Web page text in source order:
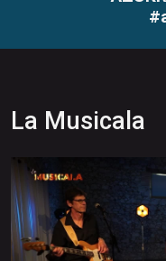
La Musicala